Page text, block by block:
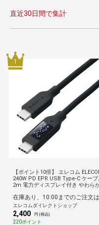
直近30日間で集計
1
【ポイント10倍】 エレコム
240W PD EPR USB Type-C ケー
2m 電力ディスプレイ付き やわら
ク
エレコムダイレクトショップ
2,400 円 (税込)
220ポイント